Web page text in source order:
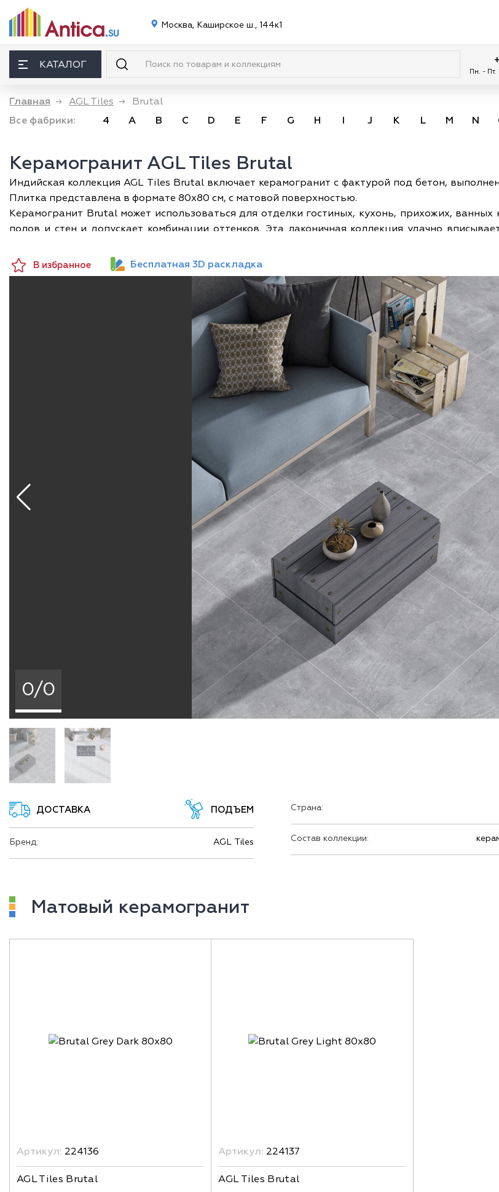
Москва, Каширское ш., 144к1
КАТАЛОГ
Пн. -
Главная → AGL Tiles →
Brutal
Все фабрики:
4 A B C D E F G H I J K L M N
Керамогранит AGL Tiles Brutal
Индийская коллекция AGL Tiles Brutal включает керамогранит с фактурой под бетон,
Плитка представлена в формате 80х80 см, с матовой поверхностью.
Керамогранит Brutal может использоваться для отделки гостиных, кухонь, прихожих,
полов и стен и допускает комбинации оттенков. Эта лаконичная коллекция удачно
металлом, ахроматической гаммой, яркими цветовыми акцентами. Она универсальна и
ощущение естественности и комфорта. Фактура бетона в ахроматической гамме уже много
Керамогранит прочен, устойчив к влаге, механическим повреждениям, температурным
В избранное Бесплатная 3D раскладка
0/0
ДОСТАВКА ПОДЪЕМ
Бренд: AGL Tiles
Страна:
Состав коллекции:
Матовый керамогранит
Артикул: 224136
AGL Tiles Brutal
Артикул: 224137
AGL Tiles Brutal